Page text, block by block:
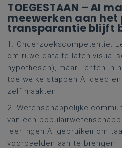
TOEGESTAAN – AI
meewerken aan
transparantie blijft
1. Onderzoekscompetentie:
om ruwe data te laten
hypothesen), maar lichten in
toe welke stappen AI deed
zelf maakten.
2. Wetenschappelijke
van een
leerlingen AI gebruiken om
voorbeelden aan te brengen